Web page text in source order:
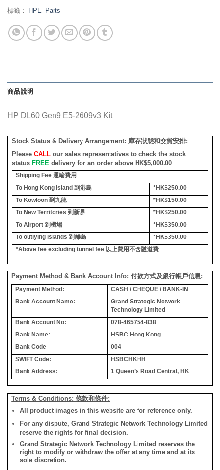
標籤： HPE_Parts
商品說明
HP DL60 Gen9 E5-2609v3 Kit
Stock Status & Delivery Arrangement: 庫存狀態和交貨安排:
Please CALLour sales representatives to check the stock
status FREE delivery for an order above HK$5,000.00
Shipping Fee 運輸費用
To Hong Kong Island 到港島
*HK$250.00
To Kowloon 到九龍
*HK$150.00
To New Territories 到新界
*HK$250.00
To Airport 到機場
*HK$350.00
To outlying islands 到離島
*HK$350.00
*Above fee excluding tunnel fee 以上費用不含隧道費
Payment Method & Bank Account Info: 付款方式及銀行帳戶信息:
Payment Method:
CASH / CHEQUE / BANK-IN
Bank Account Name:
Grand Strategic Network
Technology Limited
Bank Account No:
078-465754-838
Bank Name:
HSBC Hong Kong
Bank Code
004
SWIFT Code:
HSBCHKHH
Bank Address:
1 Queen’s Road Central, HK
Terms & Conditions: 條款和條件:
All product images in this website are for reference only.
For any dispute, Grand Strategic Network Technology Limited
reserve the rights for final decision.
Grand Strategic Network Technology Limited reserves the
right to modify or withdraw the offer at any time and at its
sole discretion.